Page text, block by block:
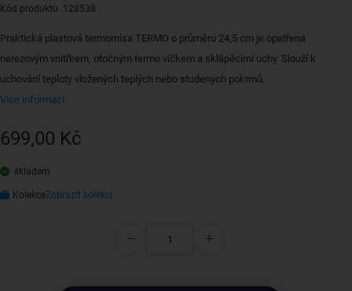
Kód produktu 128538
Praktická plastová termomísa TERMO o průměru 24,5 cm je opatřena
nerezovým vnitřkem, otočným termo víčkem a sklápěcími uchy. Slouží k
uchování teploty vložených teplých nebo studených pokrmů.
Více informací
699,00 Kč
skladem
KolekceZobrazit kolekci